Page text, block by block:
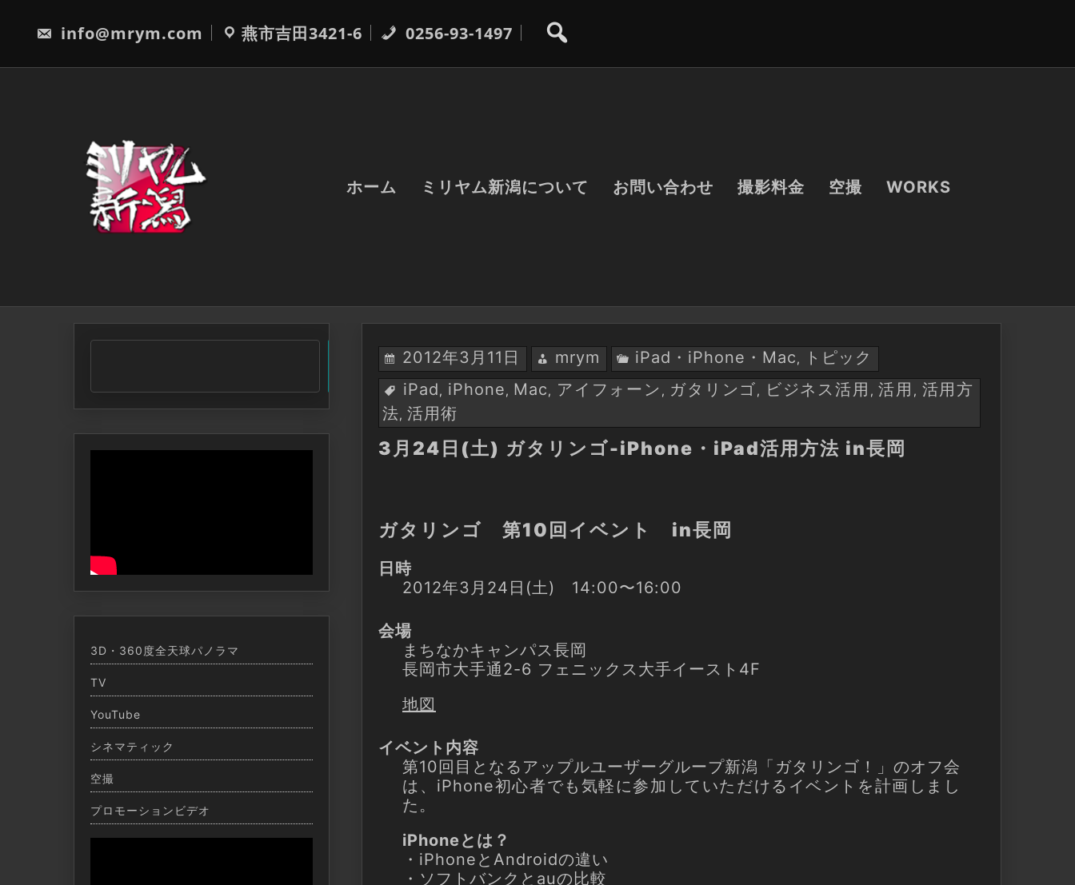
info@mrym.com 燕市吉田3421-6 0256-93-1497
ホーム ミリヤム新潟について お問い合わせ 撮影料金 空撮 WORKS
2012年3月11日 mrym iPad・iPhone・Mac,
トピック
iPad, iPhone, Mac, アイフォーン , ガタリンゴ, ビジネス活用 ,活用 , 活用方
法, 活用術
3月24日(土) ガタリンゴ-iPhone・iPad活用方法 in長岡
ガタリンゴ 第10回イベント in長岡
日時
2012年3月24日(土) 14:00〜16:00
会場
まちなかキャンパス長岡
長岡市大手通2-6 フェニックス大手イースト4F
地図
イベント内容
第10回目となるアップルユーザーグループ新潟「ガタリンゴ！」のオフ会
は、iPhone初心者でも気軽に参加していただけるイベントを計画しまし
た。
iPhoneとは？
・iPhoneとAndroidの違い
・ソフトバンクとauの比較
3D・360度全天球パノラマ
TV
YouTube
シネマティック
空撮
プロモーションビデオ